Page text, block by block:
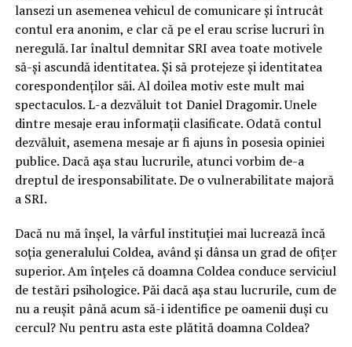
lansezi un asemenea vehicul de comunicare și întrucât
contul era anonim, e clar că pe el erau scrise lucruri în
neregulă. Iar înaltul demnitar SRI avea toate motivele
să-și ascundă identitatea. Și să protejeze și identitatea
corespondenților săi. Al doilea motiv este mult mai
spectaculos. L-a dezvăluit tot Daniel Dragomir. Unele
dintre mesaje erau informații clasificate. Odată contul
dezvăluit, asemena mesaje ar fi ajuns în posesia opiniei
publice. Dacă așa stau lucrurile, atunci vorbim de-a
dreptul de iresponsabilitate. De o vulnerabilitate majoră
a SRI.
Dacă nu mă înșel, la vârful instituției mai lucrează încă
soția generalului Coldea, având și dânsa un grad de ofițer
superior. Am înțeles că doamna Coldea conduce serviciul
de testări psihologice. Păi dacă așa stau lucrurile, cum de
nu a reușit până acum să-i identifice pe oamenii duși cu
cercul? Nu pentru asta este plătită doamna Coldea?